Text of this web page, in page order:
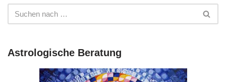
Astrologische Beratung